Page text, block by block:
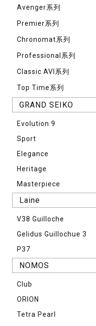
Avenger系列
Premier系列
Chronomat系列
Professional系列
Classic AVI系列
Top Time系列
GRAND SEIKO
Evolution 9
Sport
Elegance
Heritage
Masterpiece
Laine
V38 Guilloche
Gelidus Guillochue 3
P37
NOMOS
Club
ORION
Tetra Pearl